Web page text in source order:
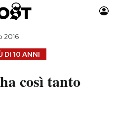
Auto
Moda
DI 10 ANNI
2016
così tanto